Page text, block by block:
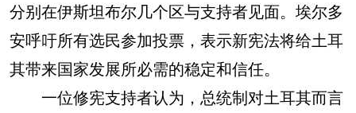
分别在伊斯坦布尔几个区与支持者见面。埃尔多
安呼吁所有选民参加投票，表示新宪法将给土耳
其带来国家发展所必需的稳定和信任。
一位修宪支持者认为，总统制对土耳其而言